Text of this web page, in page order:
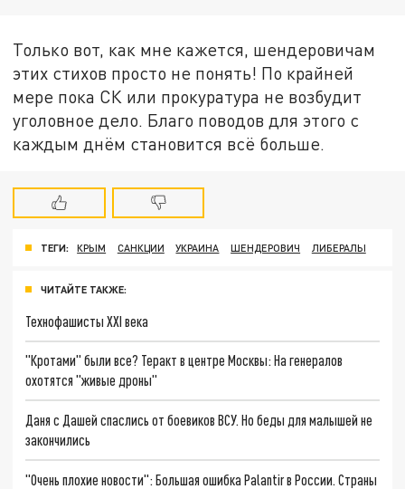
Только вот, как мне кажется, шендеровичам
этих стихов просто не понять! По крайней
мере пока СК или прокуратура не возбудит
уголовное дело. Благо поводов для этого с
каждым днём становится всё больше.
ТЕГИ: КРЫМ САНКЦИИ УКРАИНА ШЕНДЕРОВИЧ ЛИБЕРАЛЫ
ЧИТАЙТЕ ТАКЖЕ:
Технофашисты XXI века
"Кротами" были все? Теракт в центре Москвы: На генералов
охотятся "живые дроны"
Даня с Дашей спаслись от боевиков ВСУ. Но беды для малышей не
закончились
"Очень плохие новости": Большая ошибка Palantir в России. Страны